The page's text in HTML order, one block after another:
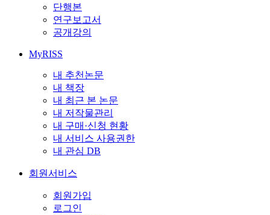
단행본
연구보고서
공개강의
MyRISS
내 추천논문
내 책장
내 최근 본 논문
내 저작물관리
내 구매·신청 현황
내 서비스 사용권한
내 관심 DB
회원서비스
회원가입
로그인